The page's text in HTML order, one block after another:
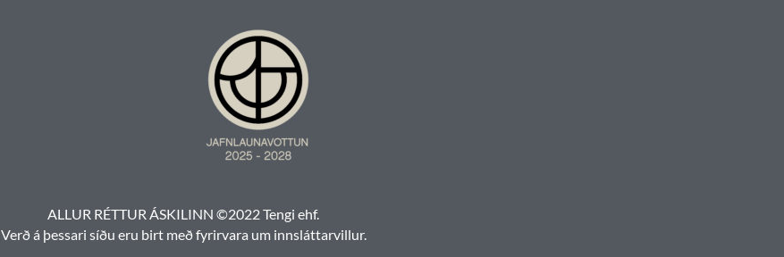
ALLUR RÉTTUR ÁSKILINN ©2022 Tengi ehf.
Verð á þessari síðu eru birt með fyrirvara um innsláttarvillur.